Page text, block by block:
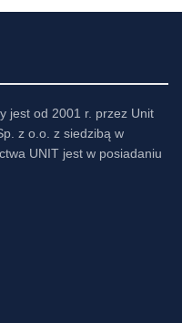
jest od 2001 r. przez Unit
z o.o. z siedzibą w
UNIT jest w posiadaniu